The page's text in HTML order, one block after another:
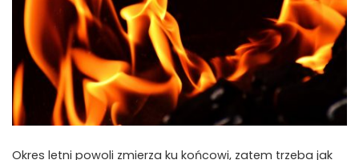
Okres letni powoli zmierza ku końcowi, zatem trzeba jak